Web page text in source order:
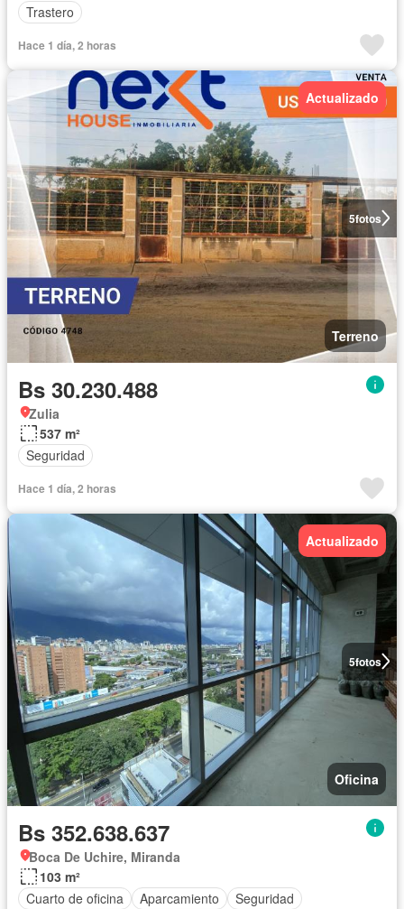
Trastero
Hace 1 día, 2 horas
5fotos
Actualizado
Terreno
Bs 30.230.488
Zulia
537 m²
Seguridad
Hace 1 día, 2 horas
5fotos
Actualizado
Oficina
Bs 352.638.637
Boca De Uchire, Miranda
103 m²
Cuarto de oficina
Aparcamiento
Seguridad